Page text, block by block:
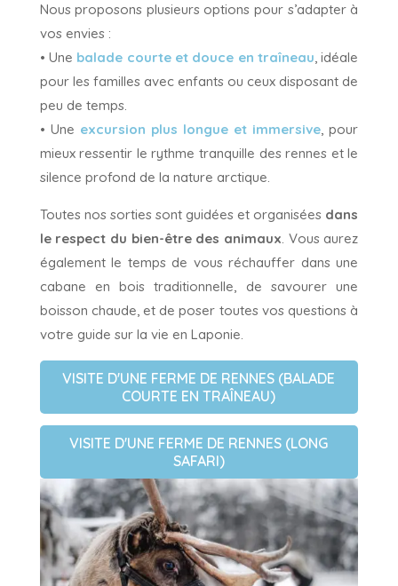
Nous proposons plusieurs options pour s’adapter à
vos envies :
• Une balade courte et douce en traîneau, idéale
pour les familles avec enfants ou ceux disposant de
peu de temps.
• Une excursion plus longue et immersive, pour
mieux ressentir le rythme tranquille des rennes et le
silence profond de la nature arctique.
Toutes nos sorties sont guidées et organisées dans
le respect du bien-être des animaux. Vous aurez
également le temps de vous réchauffer dans une
cabane en bois traditionnelle, de savourer une
boisson chaude, et de poser toutes vos questions à
votre guide sur la vie en Laponie.
VISITE D'UNE FERME DE RENNES (BALADE
COURTE EN TRAÎNEAU)
VISITE D'UNE FERME DE RENNES (LONG
SAFARI)